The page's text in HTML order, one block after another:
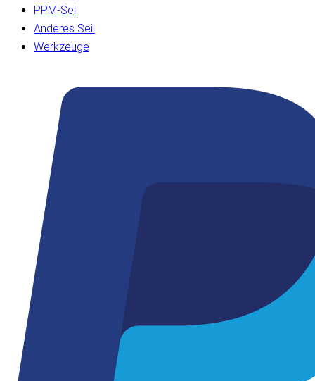
PPM-Seil
Anderes Seil
Werkzeuge